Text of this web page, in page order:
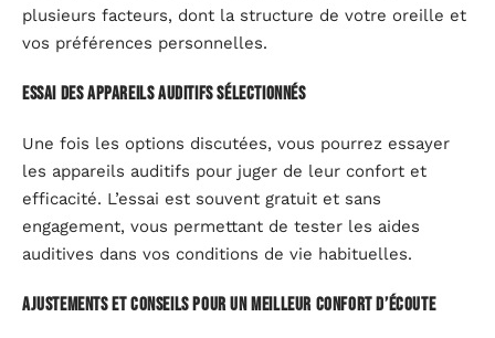
plusieurs facteurs, dont la structure de votre oreille et
vos préférences personnelles.
Essai des appareils auditifs sélectionnés
Une fois les options discutées, vous pourrez essayer
les appareils auditifs pour juger de leur confort et
efficacité. L’essai est souvent gratuit et sans
engagement, vous permettant de tester les aides
auditives dans vos conditions de vie habituelles.
Ajustements et conseils pour un meilleur confort d’écoute